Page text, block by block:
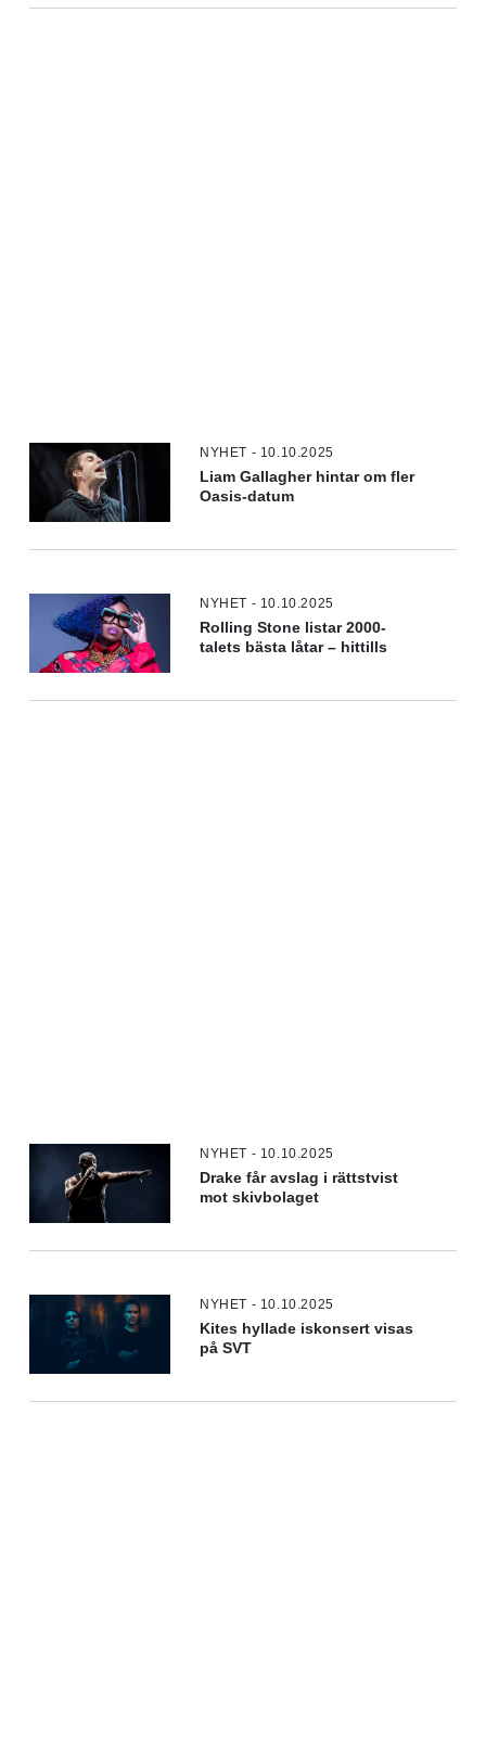
NYHET - 10.10.2025
Liam Gallagher hintar om fler
Oasis-datum
NYHET - 10.10.2025
Rolling Stone listar 2000-
talets bästa låtar – hittills
NYHET - 10.10.2025
Drake får avslag i rättstvist
mot skivbolaget
NYHET - 10.10.2025
Kites hyllade iskonsert visas
på SVT